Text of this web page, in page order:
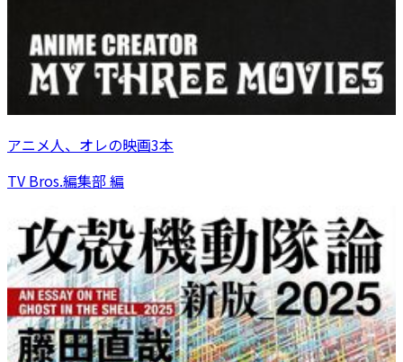
アニメ人、オレの映画3本
TV Bros.編集部 編